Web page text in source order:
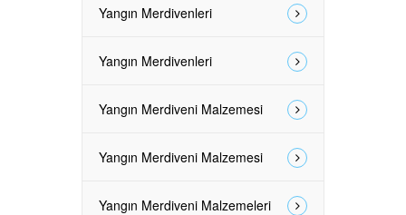
Yangın Merdivenleri
Yangın Merdivenleri
Yangın Merdiveni Malzemesi
Yangın Merdiveni Malzemesi
Yangın Merdiveni Malzemeleri